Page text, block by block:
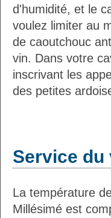
d'humidité, et le
voulez limiter au
de caoutchouc
vin. Dans votre
inscrivant les
des petites
Service du
La température
Millésimé est